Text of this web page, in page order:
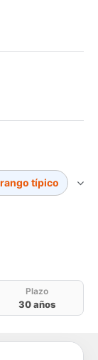
típico
Plazo
30 años